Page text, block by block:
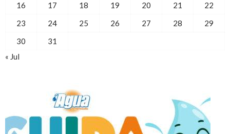
16
17 18 19 20 21
22
23
24 25 26 27 28
29
30
31
« Jul